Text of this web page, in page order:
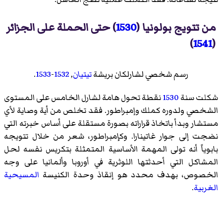
من تتويج بولونيا (1530) حتى الحملة على الجزائر
(
1541
)
رسم شخصي لشارلكان بريشةتيتيان,
1532
-
1533
.
شكلت سنة1530نقطة تحول هامة لشارل الخامس على المستوى
الشخصي ولدوره كملك وإمبراطور. فقد تخلص من أية وصاية لأي
مستشار وبدأ باتخاذ قراراته بصورة مستقلة على أساس خبرته التي
نضجت إلى جوار غاتينارا. وكإمبراطور، شعر من خلال تتويجه
بابوياً أنه تولى المهمة الأساسية المتمثلة بتكريس نفسه لحل
المشاكل التي أحدثتها اللوثرية في أوروبا وألمانيا على وجه
الخصوص، بهدف محدد هو إنقاذ وحدة الكنيسة المسيحية
الغربية.